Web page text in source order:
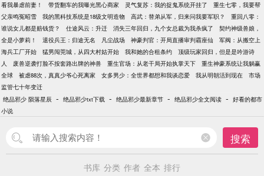
看我暴虐前妻！
带货翻车的我曝光黑心商家 灵气复苏：我的捉鬼系统开挂了
重生七零，我要帮
父亲鸣冤昭雪
我的黑科技系统是18级文明造物 高武：替弟从军，归来问我要军职？
重回八零：
谁说女儿都是赔钱货？
仕途风云：升迁 消失三年回归，九个女总裁为我杀疯了
契约神级兽娘，
全是小萝莉！
退役兵王：归途无名 凡尘战场 神豪判官：开局直播审判霸座仙
军阀：从搬空上
海兵工厂开始
猛男闯莞城，从四大村姑开始 我和她的合租条约
顶级玩家回归，但是是吟游诗
人
废兽逆袭打脸不按套路出牌的神兽 重生官场：从老干局开始执掌天下
重生神豪系统让我躺赢
全球
被虐88次，真真少爷心死离家 女多男少：全世界都想和我谈恋爱 我从明朝活到现在
市场
监管七十年变迁
绝品邪少 陨落星辰 - 绝品邪少txt下载 - 绝品邪少最新章节 - 绝品邪少全文阅读 - 好看的都市
小说
搜索
书库 分类 作者 全本 排行